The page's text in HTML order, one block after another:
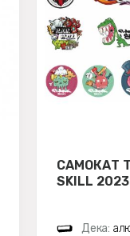
САМОКАТ
SKILL
Дека: